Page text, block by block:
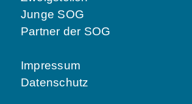
Junge SOG
Partner der SOG
Impressum
Datenschutz